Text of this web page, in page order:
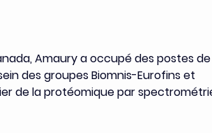
Amaury a occupé des postes de
des groupes Biomnis-Eurofins et
de la protéomique par